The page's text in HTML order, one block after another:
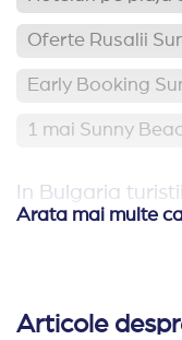
Oferte Rusalii
Early Booking
1 mai Sunny
In Bulgaria
Hoteluri aproape
Arata mai multe
Articole